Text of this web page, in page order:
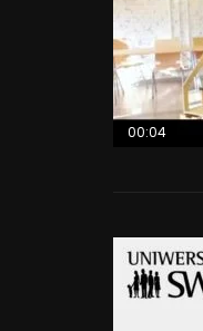
00:04